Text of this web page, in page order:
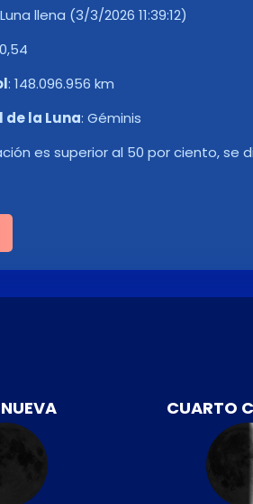
Luna llena (3/3/2026 11:39:12)
0,54
: 148.096.956 km
de la Luna: Géminis
es superior al 50 por ciento, se
CUARTO